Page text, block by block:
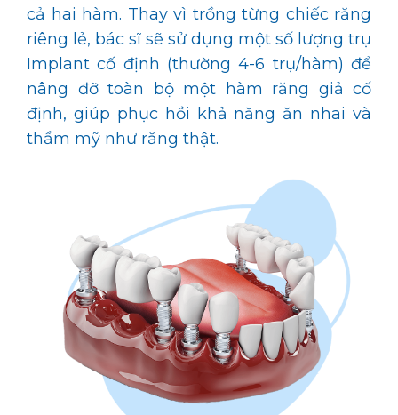
cả hai hàm. Thay vì trồng từng chiếc răng
riêng lẻ, bác sĩ sẽ sử dụng một số lượng trụ
Implant cố định (thường 4-6 trụ/hàm) để
nâng đỡ toàn bộ một hàm răng giả cố
định, giúp phục hồi khả năng ăn nhai và
thẩm mỹ như răng thật.